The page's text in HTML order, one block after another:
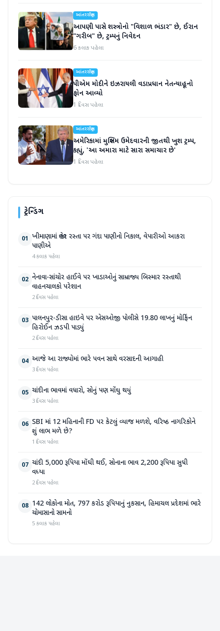
આંતરરાષ્ટ્રીય
આપણી પાસે શસ્ત્રોનો "વિશાળ ભંડાર" છે, ઈરાન
"ગરીબ" છે, ટ્રમ્પનું નિવેદન
6 કલાક પહેલા
આંતરરાષ્ટ્રીય
પીએમ મોદીને ઇઝરાયલી વડાપ્રધાન નેતન્યાહૂનો
ફોન આવ્યો
1 દિવસ પહેલા
આંતરરાષ્ટ્રીય
અમેરિકામાં મુસ્લિમ ઉમેદવારની જીતથી ખુશ ટ્રમ્પ,
કહ્યું, 'આ અમારા માટે સારા સમાચાર છે'
1 દિવસ પહેલા
ટ્રેન્ડિંગ
01 ખીમાણામાં જાહેર રસ્તા પર ગંદા પાણીનો નિકાલ, વેપારીઓ આકરા
પાણીએ
4 કલાક પહેલા
02 નેનાવા-સાંચોર હાઈવે પર ખાડાઓનું સામ્રાજ્ય બિસ્માર રસ્તાથી
વાહનચાલકો પરેશાન
2 દિવસ પહેલા
03 પાલનપુર-ડીસા હાઇવે પર એસઓજી પોલીસે 19.80 લાખનું મોર્ફિન
હિરોઈન ઝડપી પાડ્યું
2 દિવસ પહેલા
04 આજે આ રાજ્યોમાં ભારે પવન સાથે વરસાદની આગાહી
3 દિવસ પહેલા
05 ચાંદીના ભાવમાં વધારો, સોનું પણ મોંઘુ થયું
3 દિવસ પહેલા
06 SBI માં 12 મહિનાની FD પર કેટલું વ્યાજ મળશે, વરિષ્ઠ નાગરિકોને
શું લાભ મળે છે?
1 દિવસ પહેલા
07 ચાંદી 5,000 રૂપિયા મોંઘી થઈ, સોનાના ભાવ 2,200 રૂપિયા સુધી
વધ્યા
2 દિવસ પહેલા
08 142 લોકોના મોત, 797 કરોડ રૂપિયાનું નુકસાન, હિમાચલ પ્રદેશમાં ભારે
ચોમાસાનો સામનો
5 કલાક પહેલા